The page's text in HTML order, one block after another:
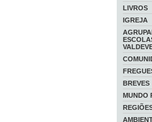
LIVROS
IGREJA
BREVES
MUNDO